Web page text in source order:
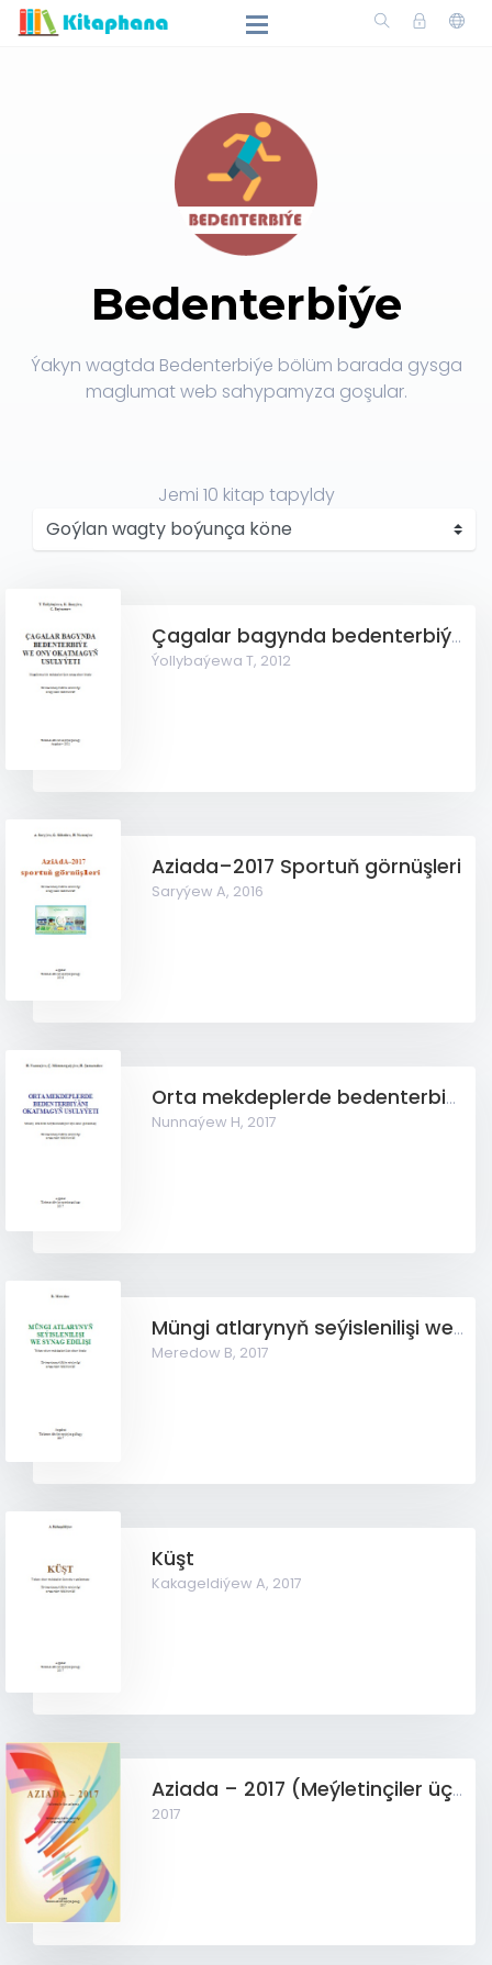
Bedenterbiýe
Ýakyn wagtda Bedenterbiýe bölüm barada gysga
maglumat web sahypamyza goşular.
Jemi 10 kitap tapyldy
Çagalar bagynda bedenterbiýe we ony okatmagyň usulyýeti
Ýollybaýewa T, 2012
Aziada–2017 Sportuň görnüşleri
Saryýew A, 2016
Orta mekdeplerde bedenterbiýäni okatmagyň usulyýeti
Nunnaýew H, 2017
Müngi atlarynyň seýislenilişi we synag edilişi
Meredow B, 2017
Küşt
Kakageldiýew A, 2017
Aziada – 2017 (Meýletinçiler üçin gollanma)
2017